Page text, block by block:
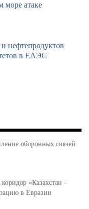
море атаке
нефтепродуктов
в ЕАЭС
оборонных связей
«Казахстан –
в Евразии